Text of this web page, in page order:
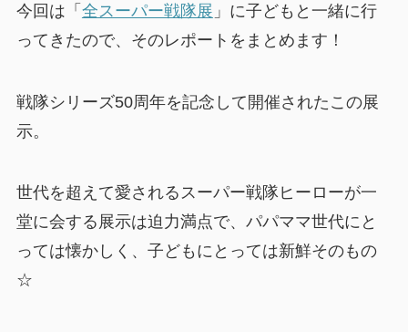
今回は「 全スーパー戦隊展 」に子どもと一緒に行
ってきたので、そのレポートをまとめます！
戦隊シリーズ50周年を記念して開催されたこの展
示。
世代を超えて愛されるスーパー戦隊ヒーローが一
堂に会する展示は迫力満点で、パパママ世代にと
っては懐かしく、子どもにとっては新鮮そのもの
☆